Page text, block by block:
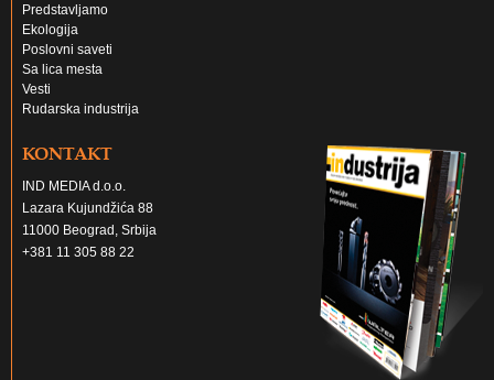
Predstavljamo
Ekologija
Poslovni saveti
Sa lica mesta
Vesti
Rudarska industrija
KONTAKT
IND MEDIA d.o.o.
Lazara Kujundžića 88
11000 Beograd, Srbija
+381 11 305 88 22